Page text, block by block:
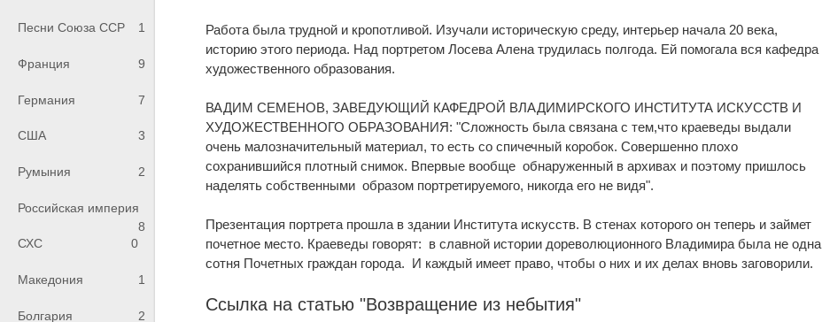
Песни Союза ССР 1
Франция 9
Германия 7
США 3
Румыния 2
Российская империя
8
СХС
0
Македония 1
Болгария 2
Работа была трудной и кропотливой. Изучали историческую среду, интерьер начала 20 века,
историю этого периода. Над портретом Лосева Алена трудилась полгода. Ей помогала вся кафедра
художественного образования.
ВАДИМ СЕМЕНОВ, ЗАВЕДУЮЩИЙ КАФЕДРОЙ ВЛАДИМИРСКОГО ИНСТИТУТА ИСКУССТВ И
ХУДОЖЕСТВЕННОГО ОБРАЗОВАНИЯ: "Сложность была связана с тем,что краеведы выдали
очень малозначительный материал, то есть со спичечный коробок. Совершенно плохо
сохранившийся плотный снимок. Впервые вообще обнаруженный в архивах и поэтому пришлось
наделять собственными образом портретируемого, никогда его не видя".
Презентация портрета прошла в здании Института искусств. В стенах которого он теперь и займет
почетное место. Краеведы говорят: в славной истории дореволюционного Владимира была не одна
сотня Почетных граждан города. И каждый имеет право, чтобы о них и их делах вновь заговорили.
Ссылка на статью "Возвращение из небытия"